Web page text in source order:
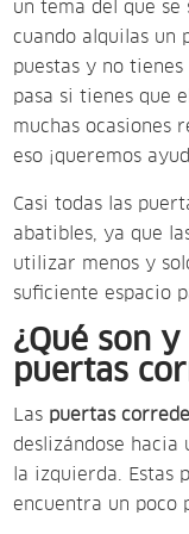
un tema del que se
cuando alquilas un
puestas y no tienes
pasa si tienes que
muchas ocasiones
eso ¡queremos
Casi todas las
abatibles, ya que
utilizar menos y
suficiente espacio
¿Qué son
puertas
Las puertas
deslizándose hacia
la izquierda. Estas
encuentra un poco